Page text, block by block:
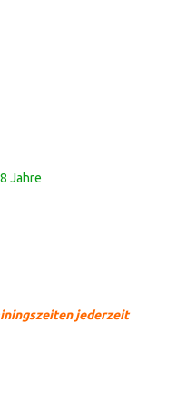
Jahre
jederzeit